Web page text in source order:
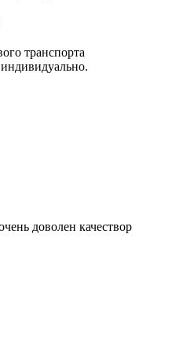
транспорта
доволен качествор